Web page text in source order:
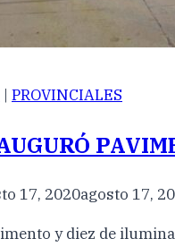
| PROVINCIALES
17, 2020agosto 17,
y diez de